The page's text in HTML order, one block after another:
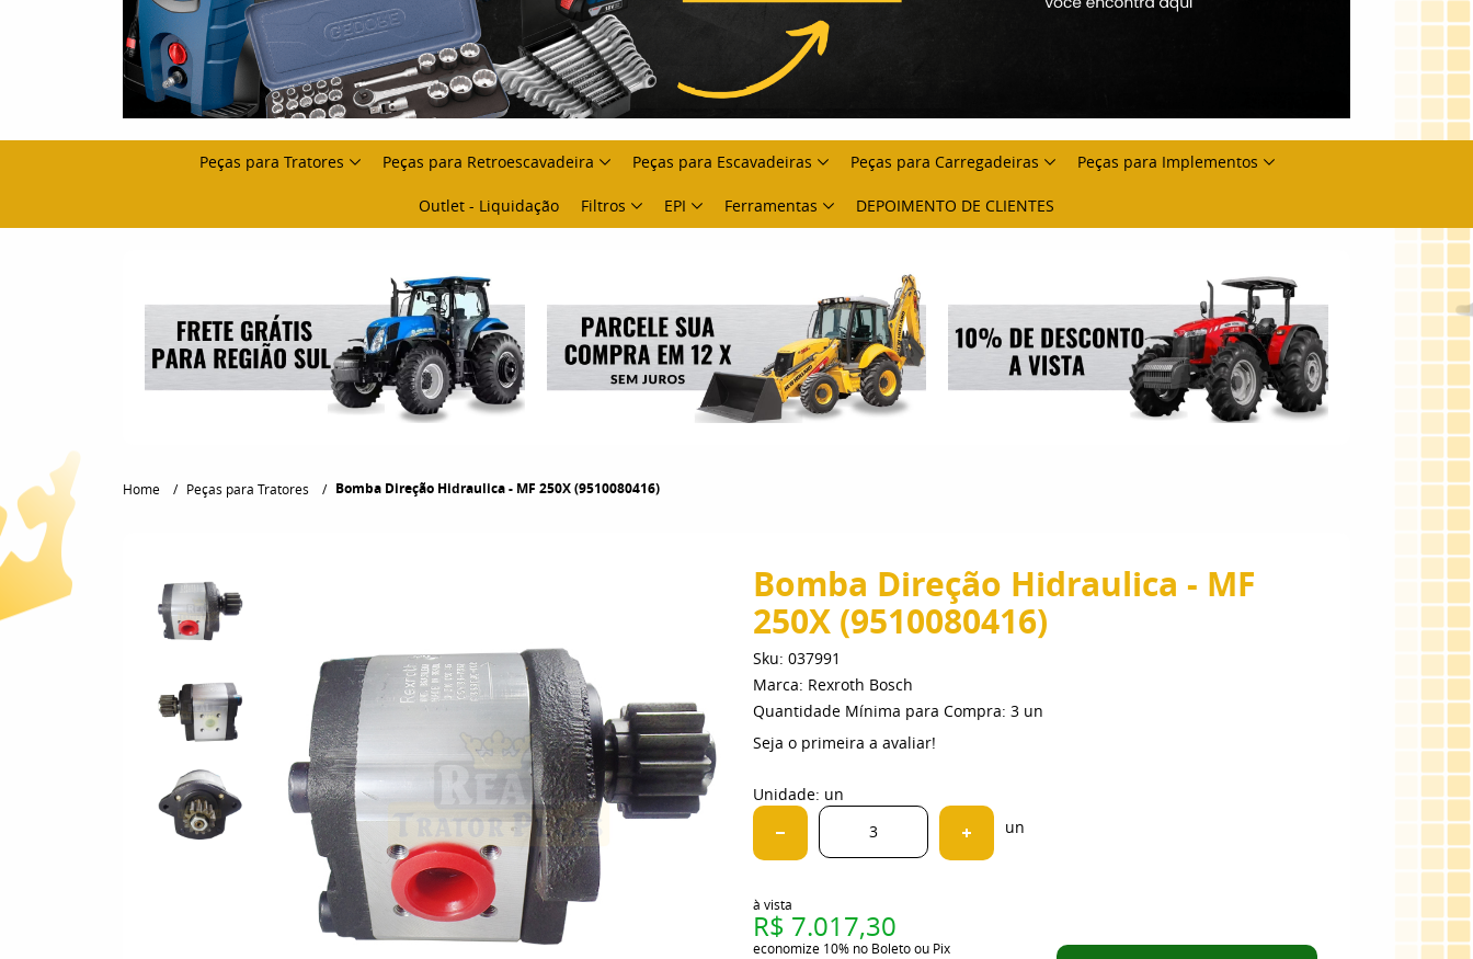
Peças para Tratores Peças para Retroescavadeira Peças para Escavadeiras Peças para Carregadeiras Peças para Implementos
Outlet - Liquidação Filtros EPI Ferramentas DEPOIMENTO DE CLIENTES
Home Peças para Tratores Bomba Direção Hidraulica - MF 250X (9510080416)
Bomba Direção Hidraulica - MF
250X (9510080416)
Sku: 037991
Marca: Rexroth Bosch
Quantidade Mínima para Compra: 3 un
Seja o primeira a avaliar!
Unidade: un
un
à vista
R$ 7.017,30
economize 10% no Boleto ou Pix